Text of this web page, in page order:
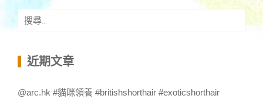
搜
鍵 近期文章
@arc.hk #貓咪領養 #britishshorthair #exoticshorthair